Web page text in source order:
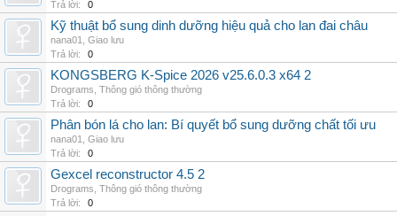
Trả lời:
0
Kỹ thuật bổ sung dinh dưỡng hiệu quả cho lan đai châu
nana01
Giao lưu
Trả lời:
0
KONGSBERG K-Spice 2026 v25.6.0.3 x64 2
Drograms Thông gió thông thường
Trả lời:
0
Phân bón lá cho lan: Bí quyết bổ sung dưỡng chất tối ưu
nana01
Giao lưu
Trả lời:
0
Gexcel reconstructor 4.5 2
Drograms Thông gió thông thường
Trả lời:
0